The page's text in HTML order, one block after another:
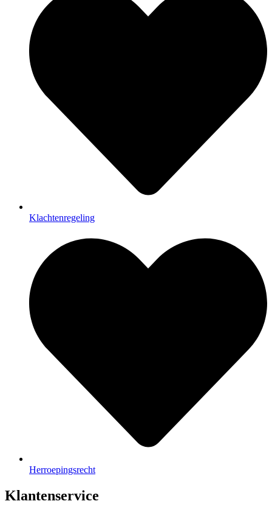
Klachtenregeling
Herroepingsrecht
Klantenservice